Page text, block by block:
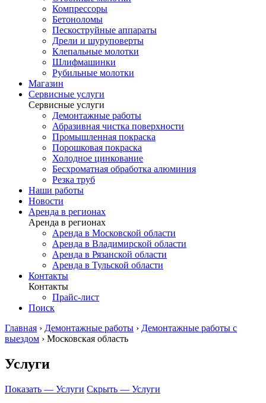
Компрессоры
Бетоноломы
Пескоструйные аппараты
Дрели и шуруповерты
Клепальные молотки
Шлифмашинки
Рубильные молотки
Магазин
Сервисные услуги
Сервисные услуги
Демонтажные работы
Абразивная чистка поверхности
Промышленная покраска
Порошковая покраска
Холодное цинкование
Бесхроматная обработка алюминия
Резка труб
Наши работы
Новости
Аренда в регионах
Аренда в регионах
Аренда в Московской области
Аренда в Владимирской области
Аренда в Рязанской области
Аренда в Тульской области
Контакты
Контакты
Прайс-лист
Поиск
Главная › Демонтажные работы › Демонтажные работы с
выездом › Московская область
Услуги
Показать — Услуги Скрыть — Услуги